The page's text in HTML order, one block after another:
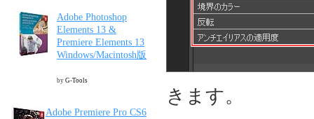
きます。
Adobe Photoshop
Elements 13 &
Premiere Elements 13
Windows/Macintosh版
by G-Tools
Adobe Premiere Pro CS6